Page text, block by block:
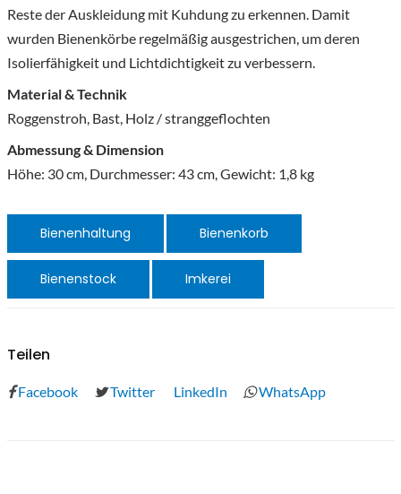
Reste der Auskleidung mit Kuhdung zu erkennen. Damit
wurden Bienenkörbe regelmäßig ausgestrichen, um deren
Isolierfähigkeit und Lichtdichtigkeit zu verbessern.
Material & Technik
Roggenstroh, Bast, Holz / stranggeflochten
Abmessung & Dimension
Höhe: 30 cm, Durchmesser: 43 cm, Gewicht: 1,8 kg
Bienenhaltung Bienenkorb
Bienenstock Imkerei
Teilen
Facebook Twitter LinkedIn WhatsApp